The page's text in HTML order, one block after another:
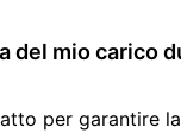
del mio carico
per garantire